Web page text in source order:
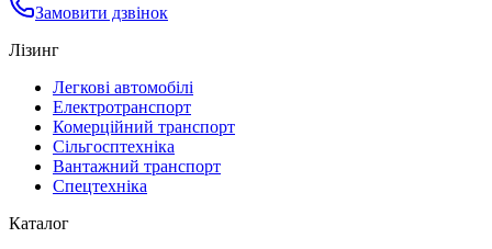
Замовити дзвінок
Лізинг
Легкові автомобілі
Електротранспорт
Комерційний транспорт
Сільгосптехніка
Вантажний транспорт
Спецтехніка
Каталог